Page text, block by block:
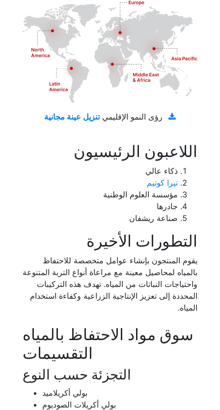
رؤى النمو الإقليمي
اللاعبون الرئيسيون
ذكاء عالي
تيرا كوتيم
مؤسسة العلوم الوطنية
جادرها
صناعة ريشفان
التطورات الأخيرة
يقوم المنتجون بإنشاء عوامل متخصصة للاحتفاظ
بالمياه لمحاصيل معينة مع مراعاة أنواع التربة المتنوعة
واحتياجات النباتات من المياه. تهدف هذه التركيبات
المحددة إلى تعزيز الإنتاجية الزراعية وكفاءة استخدام
المياه.
سوق مواد الاحتفاظ بالمياه
التقسيمات
التجزئة حسب النوع
بولي أكريلاميد
بولي أكريلات الصوديوم